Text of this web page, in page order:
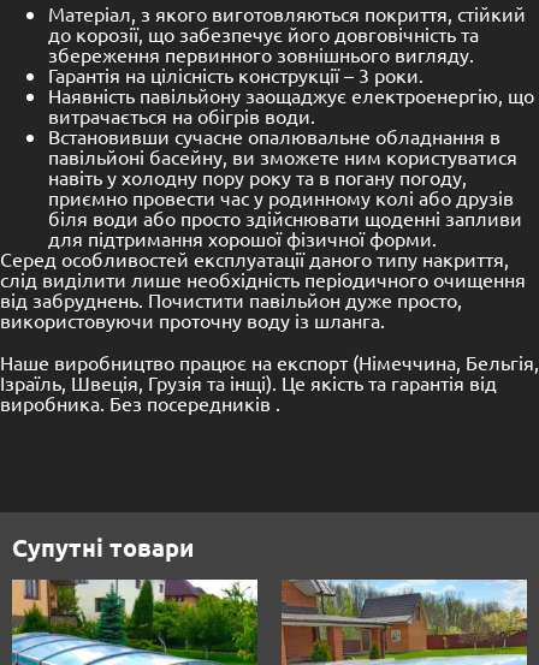
Матеріал, з якого виготовляються покриття, стійкий
до корозії, що забезпечує його довговічність та
збереження первинного зовнішнього вигляду.
Гарантія на цілісність конструкції – 3 роки.
Наявність павільйону заощаджує електроенергію, що
витрачається на обігрів води.
Встановивши сучасне опалювальне обладнання в
павільйоні басейну, ви зможете ним користуватися
навіть у холодну пору року та в погану погоду,
приємно провести час у родинному колі або друзів
біля води або просто здійснювати щоденні запливи
для підтримання хорошої фізичної форми.
Серед особливостей експлуатації даного типу накриття,
слід виділити лише необхідність періодичного очищення
від забруднень. Почистити павільйон дуже просто,
використовуючи проточну воду із шланга.
Наше виробництво працює на експорт (Німеччина, Бельгія,
Ізраїль, Швеція, Грузія та інщі). Це якість та гарантія від
виробника. Без посередників .
Супутні товари